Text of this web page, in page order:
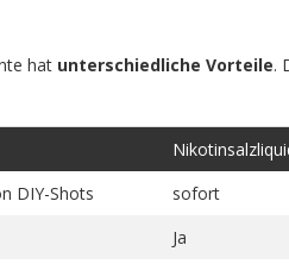
hat unterschiedliche Vorteile.
DIY-Shots sofort
Ja